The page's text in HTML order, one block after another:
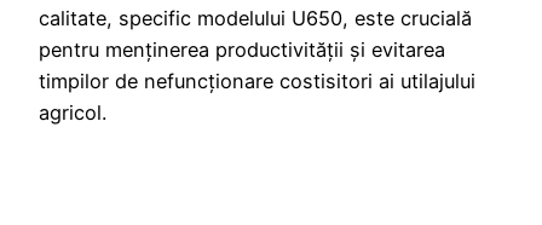
calitate, specific modelului U650, este crucială
pentru menținerea productivității și evitarea
timpilor de nefuncționare costisitori ai utilajului
agricol.